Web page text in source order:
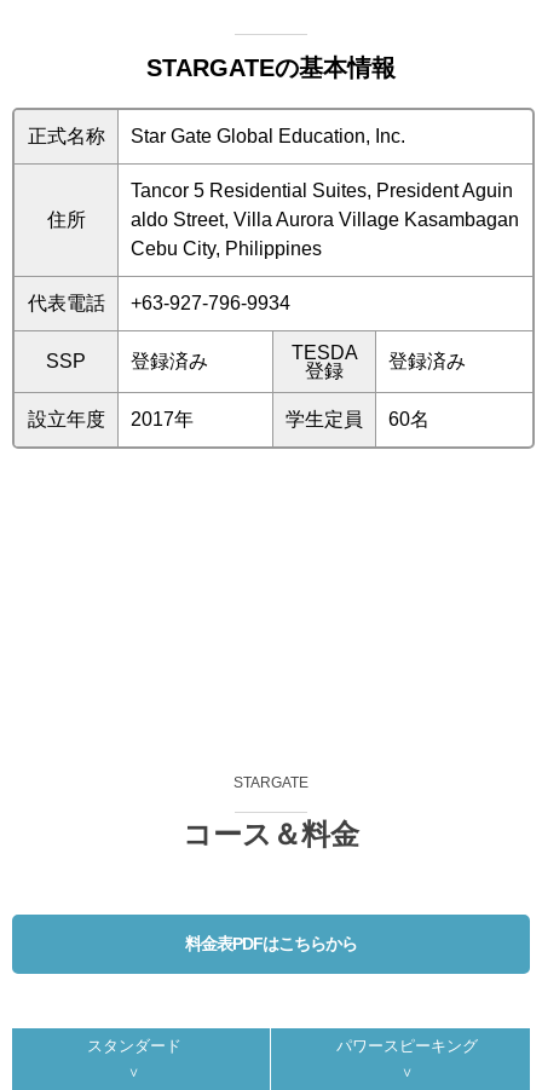
STARGATEの基本情報
正式名称 Star Gate Global Education, Inc.
住所
Tancor 5 Residential Suites, President Aguin
aldo Street, Villa Aurora Village Kasambagan
Cebu City, Philippines
代表電話 +63-927-796-9934
SSP 登録済み
TESDA
登録
登録済み
設立年度 2017年 学生定員 60名
STARGATE
コース＆料金
料金表PDFはこちらから
スタンダード パワースピーキング